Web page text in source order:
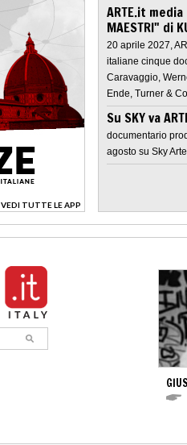
VEDI TUTTE LE APP
>
ARTE.it
MAESTRI" di
20 aprile 2027,
italiane cinque
Caravaggio,
Ende, Turner &
Su SKY va
documentario
agosto su Sky Arte